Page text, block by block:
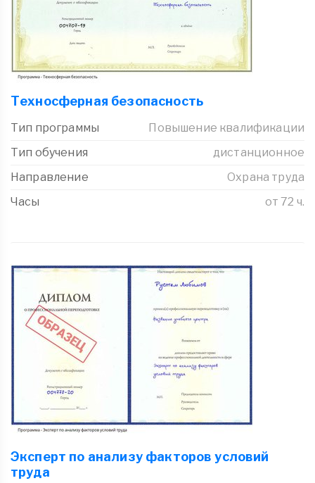
Техносферная безопасность
Тип программы
Повышение квалификации
Тип обучения
дистанционное
Направление
Охрана труда
Часы
от 72 ч.
Эксперт по анализу факторов условий
труда